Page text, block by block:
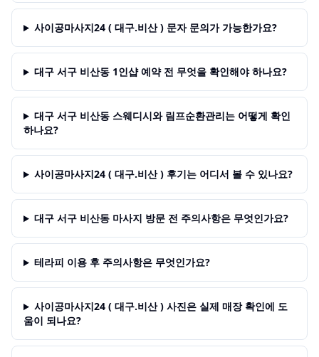
사이공마사지24 ( 대구.비산 ) 문자 문의가 가능한가요?
대구 서구 비산동 1인샵 예약 전 무엇을 확인해야 하나요?
대구 서구 비산동 스웨디시와 림프순환관리는 어떻게 확인
하나요?
사이공마사지24 ( 대구.비산 ) 후기는 어디서 볼 수 있나요?
대구 서구 비산동 마사지 방문 전 주의사항은 무엇인가요?
테라피 이용 후 주의사항은 무엇인가요?
사이공마사지24 ( 대구.비산 ) 사진은 실제 매장 확인에 도
움이 되나요?